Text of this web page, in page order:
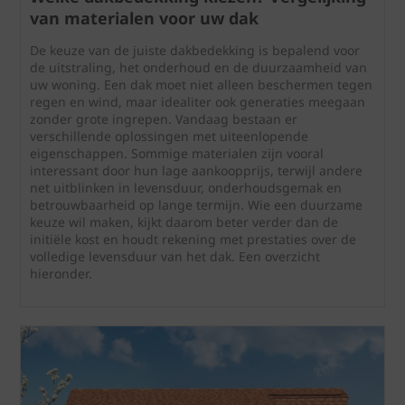
van materialen voor uw dak
De keuze van de juiste dakbedekking is bepalend voor
de uitstraling, het onderhoud en de duurzaamheid van
uw woning. Een dak moet niet alleen beschermen tegen
regen en wind, maar idealiter ook generaties meegaan
zonder grote ingrepen. Vandaag bestaan er
verschillende oplossingen met uiteenlopende
eigenschappen. Sommige materialen zijn vooral
interessant door hun lage aankoopprijs, terwijl andere
net uitblinken in levensduur, onderhoudsgemak en
betrouwbaarheid op lange termijn. Wie een duurzame
keuze wil maken, kijkt daarom beter verder dan de
initiële kost en houdt rekening met prestaties over de
volledige levensduur van het dak. Een overzicht
hieronder.